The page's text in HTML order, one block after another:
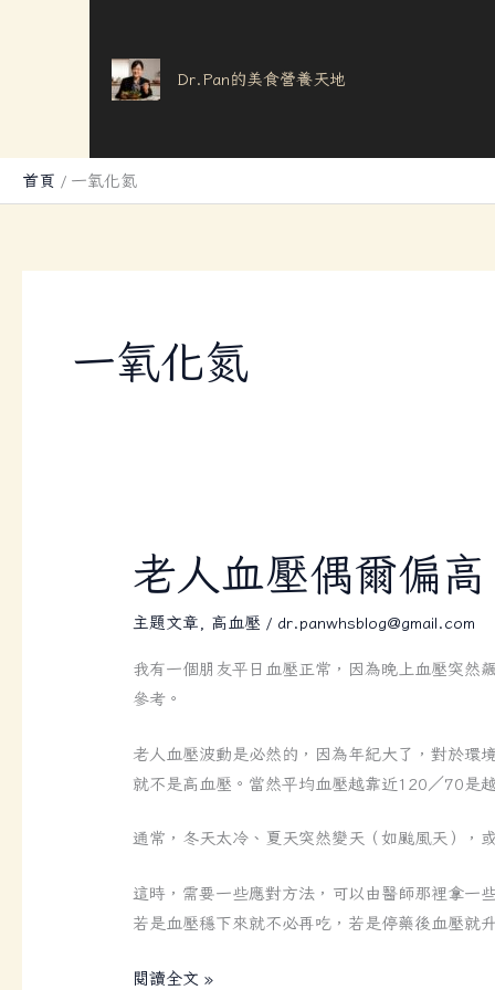
容
Dr.Pan的美食營養天地
首頁 一氧化氮
一氧化氮
老人血壓偶爾偏
主題文章 高血壓 / dr.panwhsblog@gmail.com
我有一個朋友平日血壓正常，因為晚上血壓突然
參考。
老人血壓波動是必然的，因為年紀大了，對於環
就不是高血壓。當然平均血壓越靠近120／70是
通常，冬天太冷、夏天突然變天（如颱風天），
這時，需要一些應對方法，可以由醫師那裡拿一
若是血壓穩下來就不必再吃，若是停藥後血壓就
老
人
血
偶
爾
平
心
待
見
閱讀全文 »